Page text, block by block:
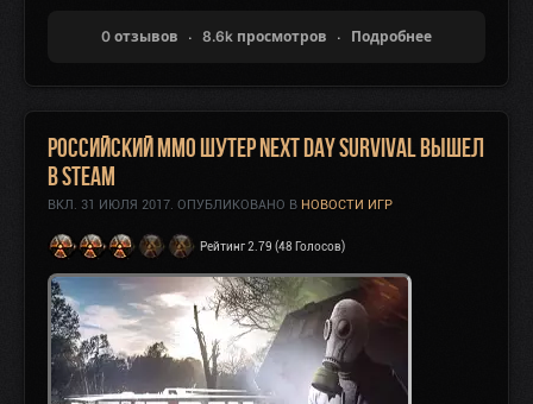
0 отзывов 8.6k просмотров Подробнее
Российский ММО Шутер Next Day Survival вышел
в Steam
ВКЛ. 31 ИЮЛЯ 2017. ОПУБЛИКОВАНО В НОВОСТИ ИГР
Рейтинг 2.79 (48 Голосов)